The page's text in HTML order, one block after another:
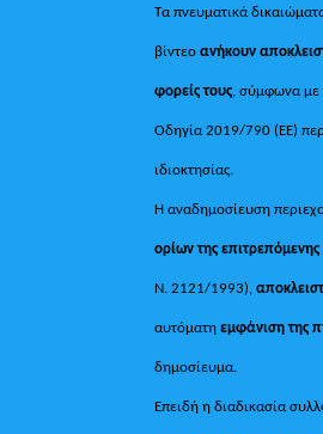
Τα πνευματικά
βίντεοανήκουν
φορείς τους , σύμφωνα
Οδηγία 2019/790 (ΕΕ)
ιδιοκτησίας.
Η αναδημοσίευση
ορίων της
Ν. 2121/1993),
αυτόματηεμφάνιση της
δημοσίευμα.
Επειδή η διαδικασία